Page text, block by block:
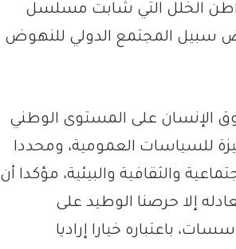
الخلل التي شابت مسلسل
سبيل المجتمع الدولي للنهوض
الإنسان على المستوى الوطني
للسياسات العمومية، ومحددا
والثقافية والبيئية، مؤكدا أن
إلا حرصنا الوطيد على
باعتباره خيارا إراديا